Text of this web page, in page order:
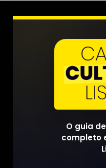
O guia
completo